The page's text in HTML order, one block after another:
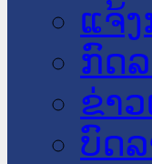
ແຈ້
ກົດ
ຂ່າວ
ບົດ